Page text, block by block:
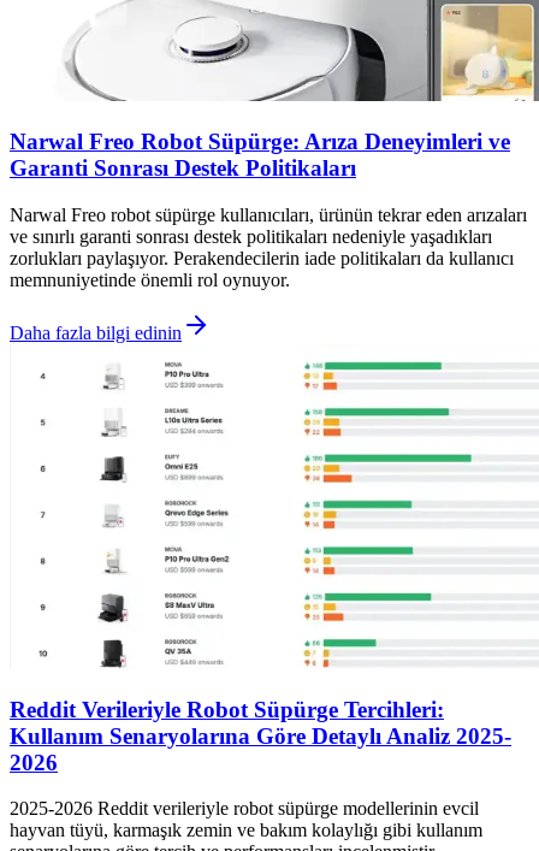
Narwal Freo Robot Süpürge: Arıza Deneyimleri ve
Garanti Sonrası Destek Politikaları
Narwal Freo robot süpürge kullanıcıları, ürünün tekrar eden arızaları
ve sınırlı garanti sonrası destek politikaları nedeniyle yaşadıkları
zorlukları paylaşıyor. Perakendecilerin iade politikaları da kullanıcı
memnuniyetinde önemli rol oynuyor.
Daha fazla bilgi edinin
Reddit Verileriyle Robot Süpürge Tercihleri:
Kullanım Senaryolarına Göre Detaylı Analiz 2025-
2026
2025-2026 Reddit verileriyle robot süpürge modellerinin evcil
hayvan tüyü, karmaşık zemin ve bakım kolaylığı gibi kullanım